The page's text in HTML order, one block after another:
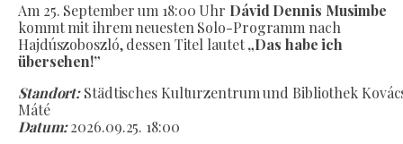
Am 25. September um 18:00 Uhr Dávid Dennis Musimbe
kommt mit ihrem neuesten Solo-Programm nach
Hajdúszoboszló, dessen Titel lautet„Das habe ich
übersehen!”
Standort:Städtisches Kulturzentrum und Bibliothek
Máté
Datum:2026.09.25. 18:00